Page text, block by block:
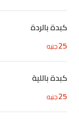
كبدة بالردة
25جنيه
كبدة باللية
25جنيه